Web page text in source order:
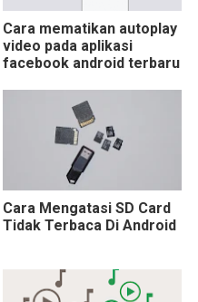
Cara mematikan autoplay
video pada aplikasi
facebook android terbaru
Cara Mengatasi SD Card
Tidak Terbaca Di Android